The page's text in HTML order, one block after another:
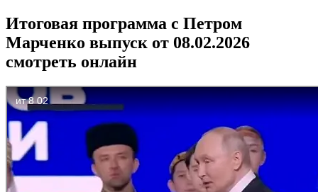
Итоговая программа с Петром
Марченко выпуск от 08.02.2026
смотреть онлайн